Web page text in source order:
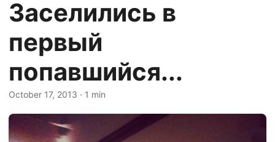
Заселились в
первый
попавшийся...
October 17, 2013 · 1 min